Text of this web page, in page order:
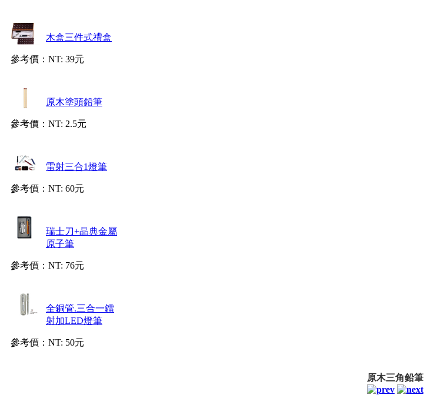
木盒三件式禮盒
參考價： NT: 39元
原木塗頭鉛筆
參考價： NT: 2.5元
雷射三合1燈筆
參考價： NT: 60元
瑞士刀+晶典金屬
原子筆
參考價： NT: 76元
全銅管.三合一鐳
射加LED燈筆
參考價： NT: 50元
原木三角鉛筆